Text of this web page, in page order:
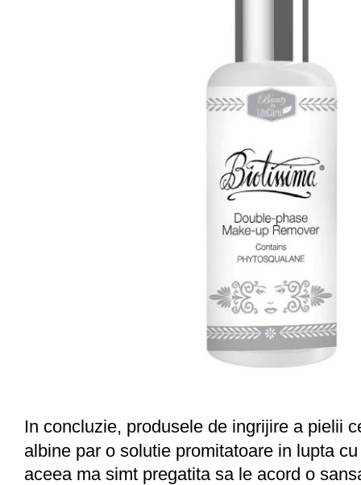
In concluzie, produsele de ingrijire a pielii
albine par o solutie promitatoare in lupta
aceea ma simt pregatita sa le acord o